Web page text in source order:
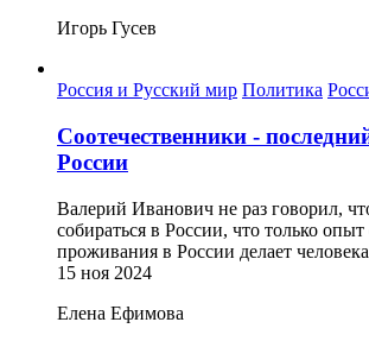
Игорь Гусев
Россия и Русский мир Политика
Соотечественники -
России
Валерий Иванович не раз говорил,
собираться в России, что только
проживания в России делает
15 ноя 2024
Елена Ефимова